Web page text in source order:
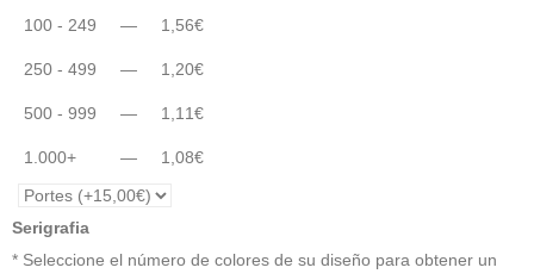
100 - 249 — 1,56€
250 - 499 — 1,20€
500 - 999 — 1,11€
1.000+ — 1,08€
Serigrafia
* Seleccione el número de colores de su diseño para obtener un